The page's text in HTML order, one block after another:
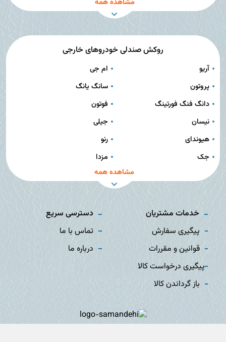
روکش صندلی خودروهای خارجی
آریو
ام جی
پروتون
سانگ یانگ
دانگ فنگ فورتینگ
فوتون
نیسان
جیلی
هیوندای
رنو
جک
مزدا
مشاهده همه
خدمات مشتریان
پیگیری سفارش
قوانین و مقررات
پیگیری درخواست کالا
باز گرداندن کالا
دسترسی سریع
تماس با ما
درباره ما